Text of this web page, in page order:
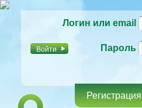
основному
Логин или email
Пароль
Регистрация